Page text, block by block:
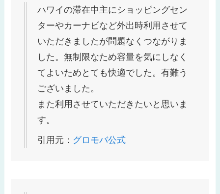
ハワイの滞在中主にショッピングセン
ターやカーナビなど外出時利用させて
いただきましたが問題なくつながりま
した。無制限なため容量を気にしなく
てよいためとても快適でした。有難う
ございました。
また利用させていただきたいと思いま
す。
引用元： グロモバ公式